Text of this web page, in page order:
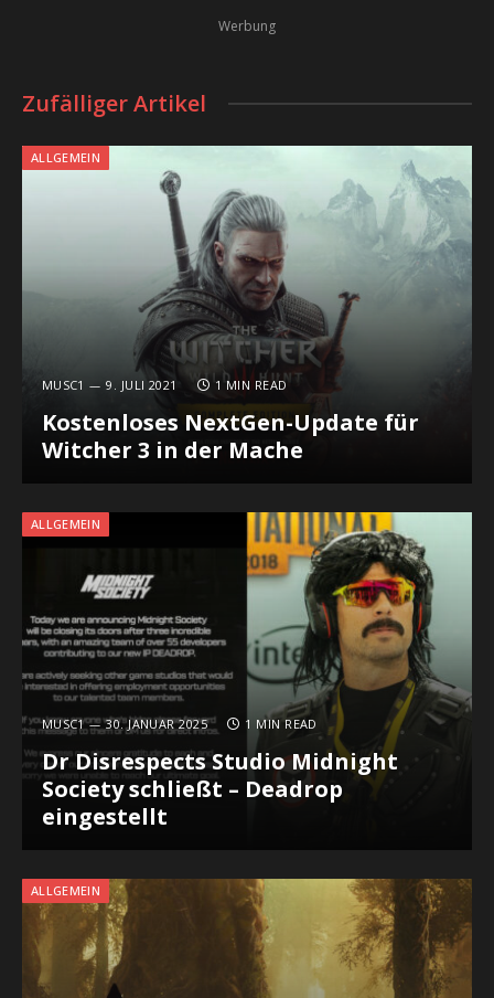
Werbung
Zufälliger Artikel
ALLGEMEIN
MUSC1 9. JULI 2021 1 MIN READ
Kostenloses NextGen-Update für
Witcher 3 in der Mache
ALLGEMEIN
MUSC1 30. JANUAR 2025 1 MIN READ
Dr Disrespects Studio Midnight
Society schließt – Deadrop
eingestellt
ALLGEMEIN